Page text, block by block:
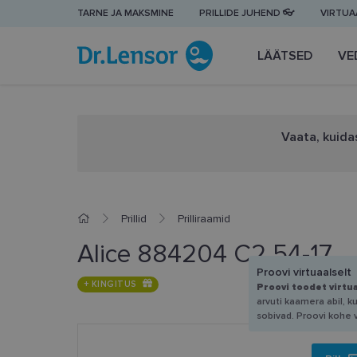
TARNE JA MAKSMINE PRILLIDE JUHEND 👓
LÄÄTSED
Vaata,
Prillid Prilliraamid
Alice 884204 C2 54-17
+ KINGITUS
Proovi virtuaalselt
Proovi toodet
arvuti kaamera abil,
sobivad. Proovi